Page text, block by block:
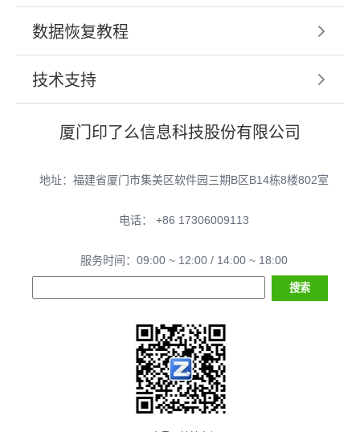
数据恢复教程
技术支持
厦门印了么信息科技股份有限公司
地址：福建省厦门市集美区软件园三期B区B14栋8楼802室
电话： +86 17306009113
服务时间：09:00 ~ 12:00 / 14:00 ~ 18:00